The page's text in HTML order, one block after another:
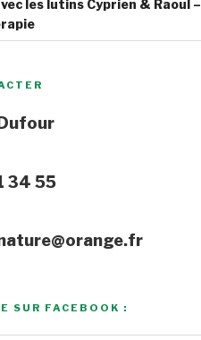
les lutins Cyprien & Raoul –
34 55
SUR FACEBOOK :